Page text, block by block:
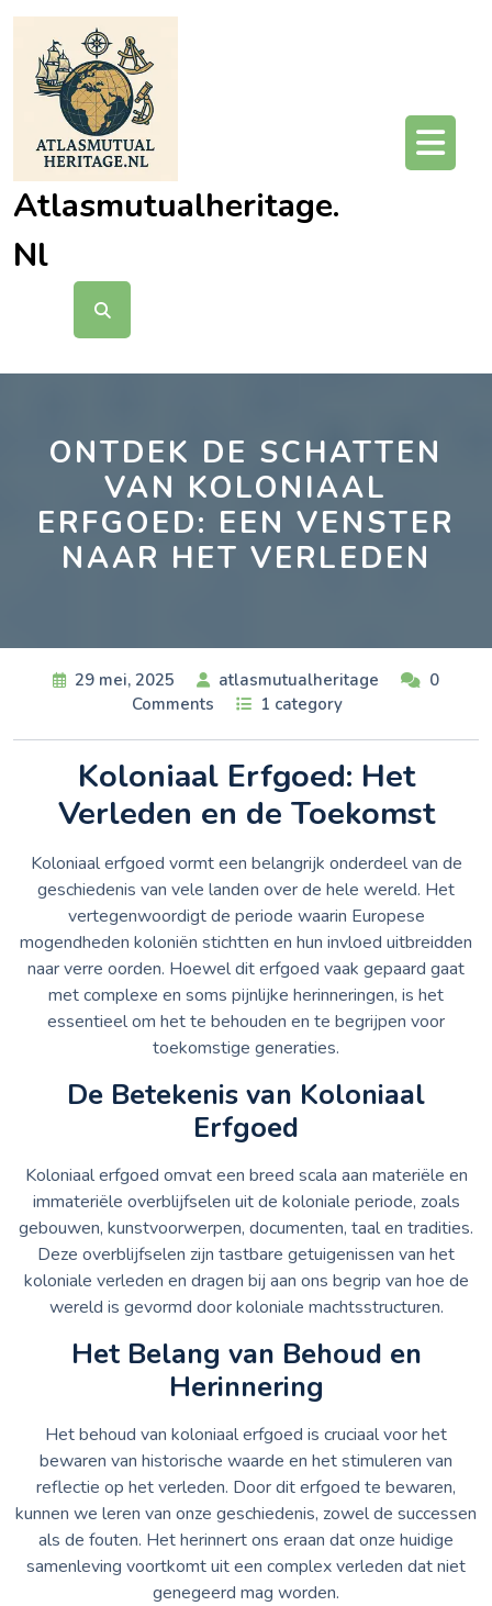
Ga
inhoud
Atlasmutualheritage.
Nl
ONTDEK DE SCHATTEN
VAN KOLONIAAL
ERFGOED: EEN VENSTER
NAAR HET VERLEDEN
29 mei, 2025 atlasmutualheritage
0
Comments
1 category
Koloniaal Erfgoed: Het
Verleden en de Toekomst
Koloniaal erfgoed vormt een belangrijk onderdeel van de
geschiedenis van vele landen over de hele wereld. Het
vertegenwoordigt de periode waarin Europese
mogendheden koloniën stichtten en hun invloed uitbreidden
naar verre oorden. Hoewel dit erfgoed vaak gepaard gaat
met complexe en soms pijnlijke herinneringen, is het
essentieel om het te behouden en te begrijpen voor
toekomstige generaties.
De Betekenis van Koloniaal
Erfgoed
Koloniaal erfgoed omvat een breed scala aan materiële en
immateriële overblijfselen uit de koloniale periode, zoals
gebouwen, kunstvoorwerpen, documenten, taal en tradities.
Deze overblijfselen zijn tastbare getuigenissen van het
koloniale verleden en dragen bij aan ons begrip van hoe de
wereld is gevormd door koloniale machtsstructuren.
Het Belang van Behoud en
Herinnering
Het behoud van koloniaal erfgoed is cruciaal voor het
bewaren van historische waarde en het stimuleren van
reflectie op het verleden. Door dit erfgoed te bewaren,
kunnen we leren van onze geschiedenis, zowel de successen
als de fouten. Het herinnert ons eraan dat onze huidige
samenleving voortkomt uit een complex verleden dat niet
genegeerd mag worden.